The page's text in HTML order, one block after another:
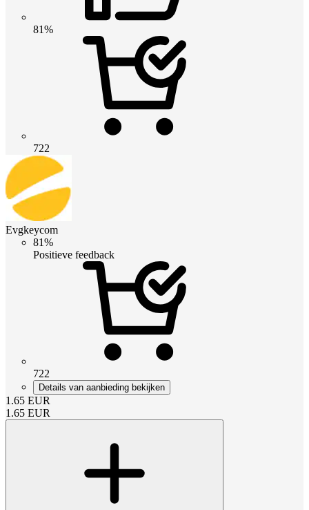
81%
722
Evgkeycom
81%
Positieve feedback
722
Details van aanbieding bekijken
1.65 EUR
1.65 EUR